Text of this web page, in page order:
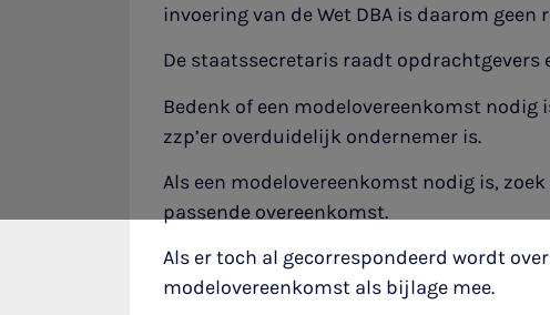
invoering van de Wet DBA is daarom
De staatssecretaris raadt
Bedenk of een modelovereenkomst nodig
zzp’er overduidelijk ondernemer is.
Als een modelovereenkomst nodig is,
passende overeenkomst.
Als er toch al gecorrespondeerd wordt
modelovereenkomst als bijlage mee.